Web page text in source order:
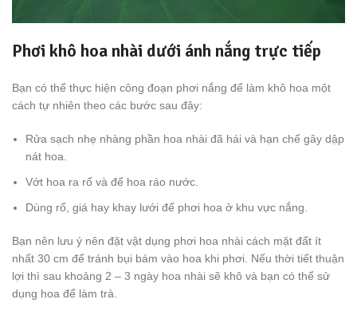
Phơi khô hoa nhài dưới ánh nắng trực tiếp
Bạn có thể thực hiện công đoạn phơi nắng để làm khô hoa một
cách tự nhiên theo các bước sau đây:
Rửa sạch nhẹ nhàng phần hoa nhài đã hái và hạn chế gây dập
nát hoa.
Vớt hoa ra rổ và để hoa ráo nước.
Dùng rổ, giá hay khay lưới để phơi hoa ở khu vực nắng.
Bạn nên lưu ý nên đặt vật dụng phơi hoa nhài cách mặt đất ít
nhất 30 cm để tránh bụi bám vào hoa khi phơi. Nếu thời tiết thuận
lợi thì sau khoảng 2 – 3 ngày hoa nhài sẽ khô và bạn có thể sử
dụng hoa để làm trà.